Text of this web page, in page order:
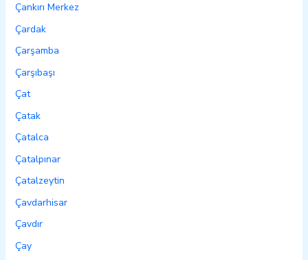
Çankırı Merkez
Çardak
Çarşamba
Çarşıbaşı
Çat
Çatak
Çatalca
Çatalpınar
Çatalzeytin
Çavdarhisar
Çavdır
Çay